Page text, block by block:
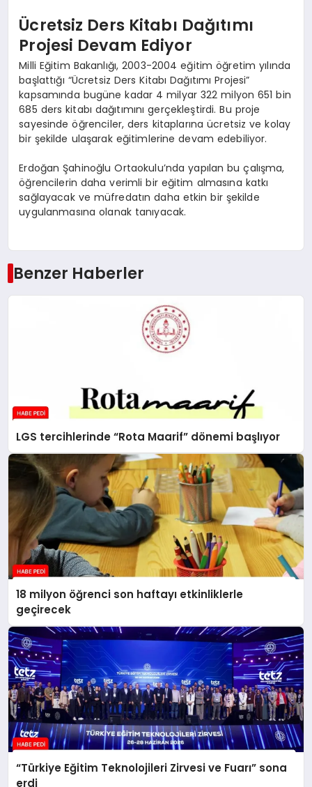
Ücretsiz Ders Kitabı Dağıtımı
Projesi Devam Ediyor
Milli Eğitim Bakanlığı, 2003-2004 eğitim öğretim yılında
başlattığı “Ücretsiz Ders Kitabı Dağıtımı Projesi”
kapsamında bugüne kadar 4 milyar 322 milyon 651 bin
685 ders kitabı dağıtımını gerçekleştirdi. Bu proje
sayesinde öğrenciler, ders kitaplarına ücretsiz ve kolay
bir şekilde ulaşarak eğitimlerine devam edebiliyor.
Erdoğan Şahinoğlu Ortaokulu’nda yapılan bu çalışma,
öğrencilerin daha verimli bir eğitim almasına katkı
sağlayacak ve müfredatın daha etkin bir şekilde
uygulanmasına olanak tanıyacak.
Benzer Haberler
LGS tercihlerinde “Rota Maarif” dönemi başlıyor
18 milyon öğrenci son haftayı etkinliklerle
geçirecek
“Türkiye Eğitim Teknolojileri Zirvesi ve Fuarı” sona
erdi